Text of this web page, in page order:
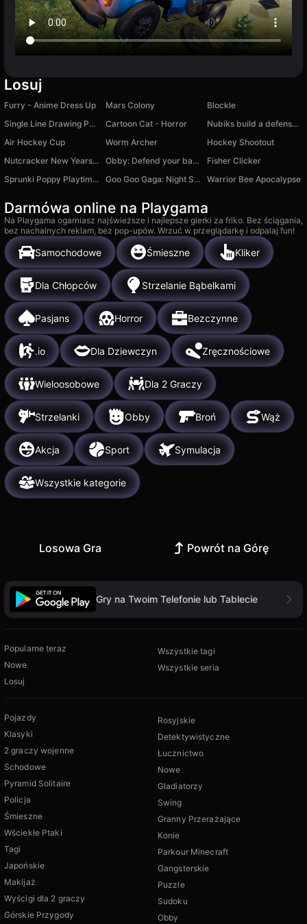
Losuj
Furry - Anime Dress Up Mars Colony
Blockle
Single Line Drawing Puzzle
Cartoon Cat - Horror
Nubiks build a defense vs zombies
Air Hockey Cup
Worm Archer
Hockey Shootout
Nutcracker New Years Adventures
Obby: Defend your base from 67
Fisher Clicker
Sprunki Poppy Playtime MOD
Goo Goo Gaga: Night Shift Warrior Bee Apocalypse
Darmówa online na Playgama
Na Playgama ogarniasz najświeższe i najlepsze gierki za friko. Bez ściągania,
bez nachalnych reklam, bez pop-upów. Wrzuć w przeglądarkę i odpalaj fun!
Samochodowe Śmieszne Kliker
Dla Chłopców Strzelanie Bąbelkami
Pasjans Horror Bezczynne
.io Dla Dziewczyn Zręcznościowe
Wieloosobowe Dla 2 Graczy
Strzelanki Obby Broń Wąż
Akcja Sport Symulacja
Wszystkie kategorie
Losowa Gra Powrót na Górę
Gry na Twoim Telefonie lub Tablecie
Popularne teraz
Nowe
Losuj
Wszystkie tagi
Wszystkie seria
Pojazdy
Klasyki
2 graczy wojenne
Schodowe
Pyramid Solitaire
Policja
Śmieszne
Wściekłe Ptaki
Tagi
Japońskie
Makijaż
Wyścigi dla 2 graczy
Górskie Przygody
Rosyjskie
Detektywistyczne
Łucznictwo
Nowe
Gladiatorzy
Swing
Granny Przerażające
Konie
Parkour Minecraft
Gangsterskie
Puzzle
Sudoku
Obby